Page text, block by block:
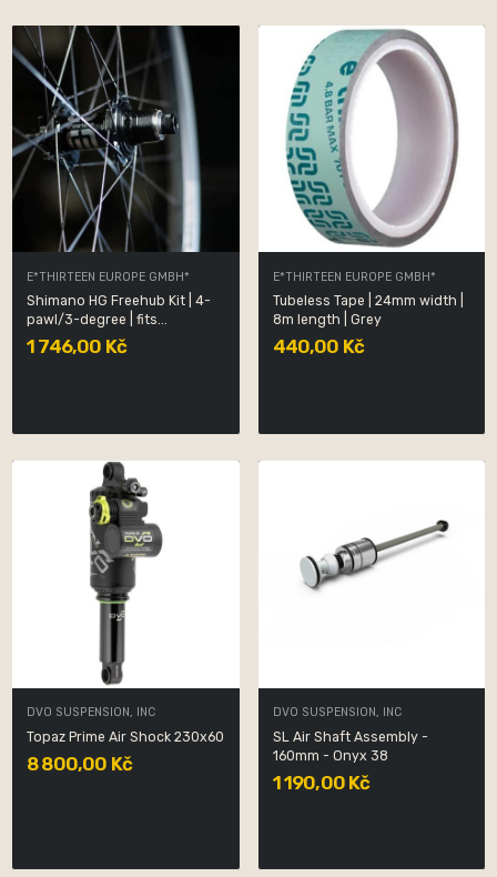
E*THIRTEEN EUROPE GMBH*
Shimano HG Freehub Kit | 4-
pawl/3-degree | fits...
1 746,00 Kč
E*THIRTEEN EUROPE GMBH*
Tubeless Tape | 24mm width |
8m length | Grey
440,00 Kč
DVO SUSPENSION, INC
Topaz Prime Air Shock 230x60
8 800,00 Kč
DVO SUSPENSION, INC
SL Air Shaft Assembly -
160mm - Onyx 38
1 190,00 Kč